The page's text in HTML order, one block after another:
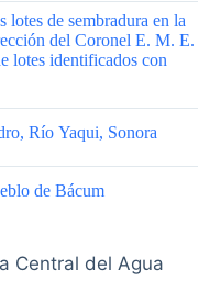
de sembradura en la
del Coronel E. M. E.
lotes identificados con
Río Yaqui, Sonora
de Bácum
Central del Agua